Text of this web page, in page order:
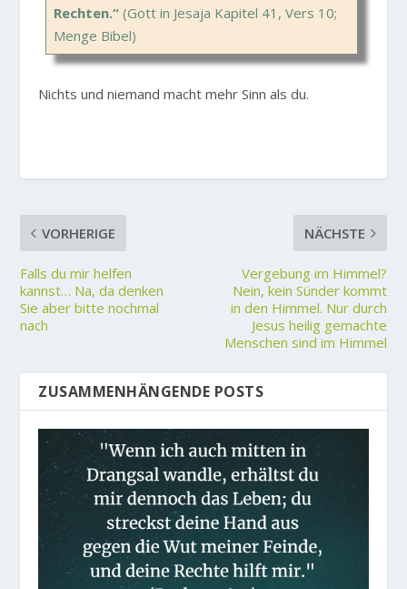
Rechten.“(Gott in Jesaja Kapitel 41, Vers 10;
Menge Bibel)
Nichts und niemand macht mehr Sinn als du.
VORHERIGE
Falls du mir helfen
kannst… Na, da denken
Sie aber bitte nochmal
nach
NÄCHSTE
Vergebung im Himmel?
Nein, kein Sünder kommt
in den Himmel. Nur durch
Jesus heilig gemachte
Menschen sind im Himmel
ZUSAMMENHÄNGENDE POSTS